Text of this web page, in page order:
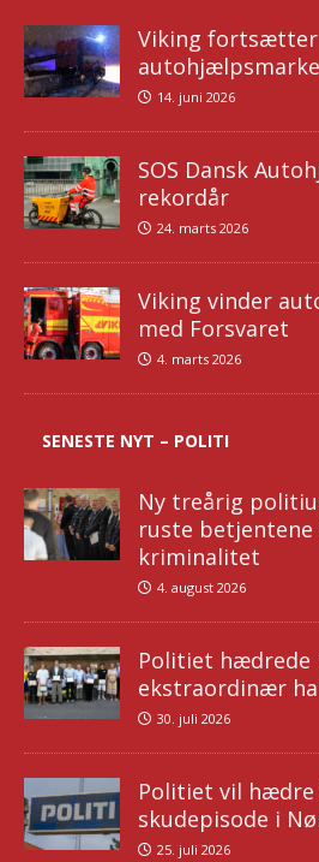
Viking fortsætter
14. juni 2026
SOS Dansk
rekordår
24. marts 2026
Viking vinder
med Forsvaret
4. marts 2026
SENESTE NYT – POLITI
Ny treårig
ruste
kriminalitet
4. august 2026
Politiet hædrede
ekstraordinær
30. juli 2026
Politiet vil
skudepisode i
25. juli 2026